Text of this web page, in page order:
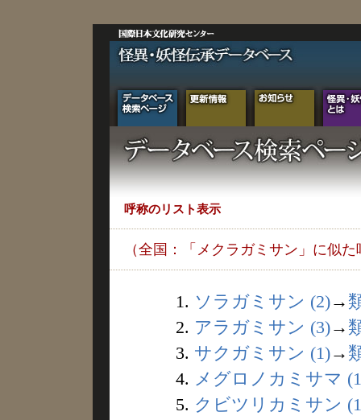
呼称のリスト表示
（全国：「メクラガミサン」に似た
1. ソラガミサン (2)→
2. アラガミサン (3)→
3. サクガミサン (1)→
4. メグロノカミサマ
5. クビツリカミサン